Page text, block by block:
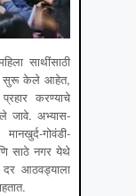
साथींसाठी
सुरू केले आहेत,
करण्याचे
जावे. अभ्यास-
गोवंडी-
साठे नगर येथे
दर आठवड्याला